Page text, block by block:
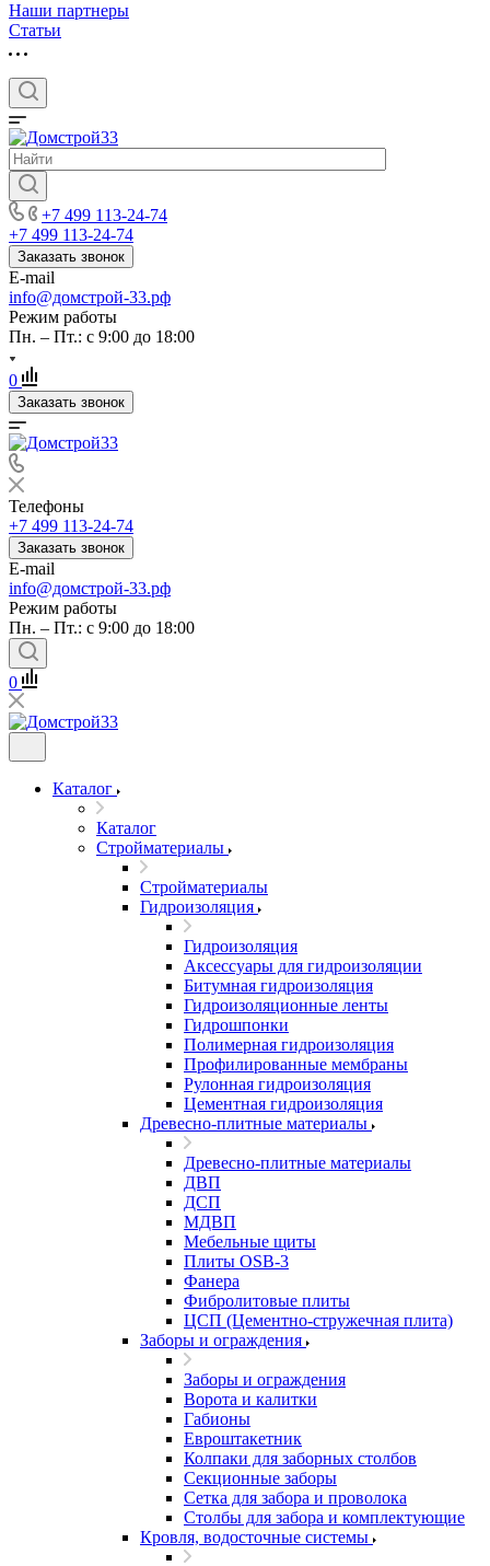
Наши партнеры
Статьи
+7 499 113-24-74
+7 499 113-24-74
Заказать звонок
E-mail
info@домстрой-33.рф
Режим работы
Пн. – Пт.: с 9:00 до 18:00
0
Заказать звонок
Телефоны
+7 499 113-24-74
Заказать звонок
E-mail
info@домстрой-33.рф
Режим работы
Пн. – Пт.: с 9:00 до 18:00
0
Каталог
Каталог
Стройматериалы
Стройматериалы
Гидроизоляция
Гидроизоляция
Аксессуары для гидроизоляции
Битумная гидроизоляция
Гидроизоляционные ленты
Гидрошпонки
Полимерная гидроизоляция
Профилированные мембраны
Рулонная гидроизоляция
Цементная гидроизоляция
Древесно-плитные материалы
Древесно-плитные материалы
ДВП
ДСП
МДВП
Мебельные щиты
Плиты OSB-3
Фанера
Фибролитовые плиты
ЦСП (Цементно-стружечная плита)
Заборы и ограждения
Заборы и ограждения
Ворота и калитки
Габионы
Евроштакетник
Колпаки для заборных столбов
Секционные заборы
Сетка для забора и проволока
Столбы для забора и комплектующие
Кровля, водосточные системы